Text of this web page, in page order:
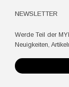
NEWSLETTER
Werde Teil der
Neuigkeiten,